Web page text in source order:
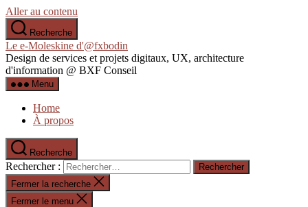
Aller au contenu
Recherche
Le e-Moleskine d'@fxbodin
Design de services et projets digitaux, UX, architecture
d'information @ BXF Conseil
Menu
Home
À propos
Recherche
Rechercher :
Fermer la recherche
Fermer le menu